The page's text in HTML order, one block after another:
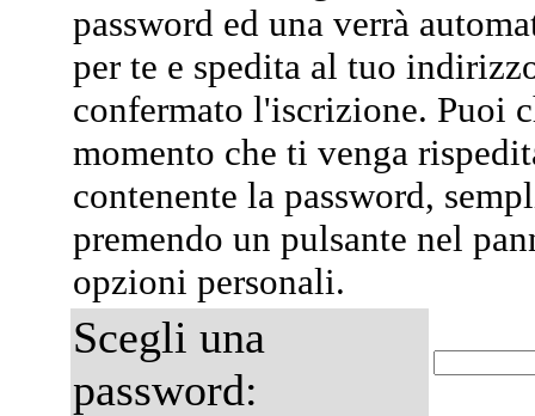
password ed una verrà
per te e spedita al tuo
confermato l'iscrizione. Puoi
momento che ti venga
contenente la password,
premendo un pulsante nel
opzioni personali.
Scegli una
password: